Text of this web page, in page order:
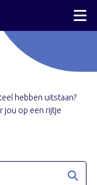
hebben uitstaan?
jou op een rijtje